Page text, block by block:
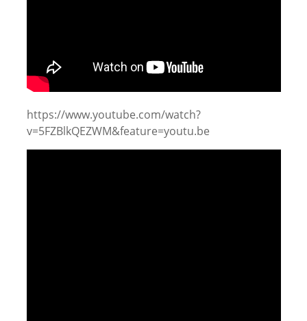
https://www.youtube.com/watch?
v=5FZBlkQEZWM&feature=youtu.be